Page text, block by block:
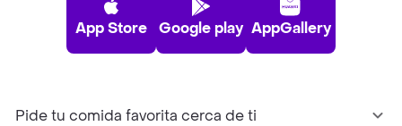
App Store Google play AppGallery
Pide tu comida favorita cerca de ti